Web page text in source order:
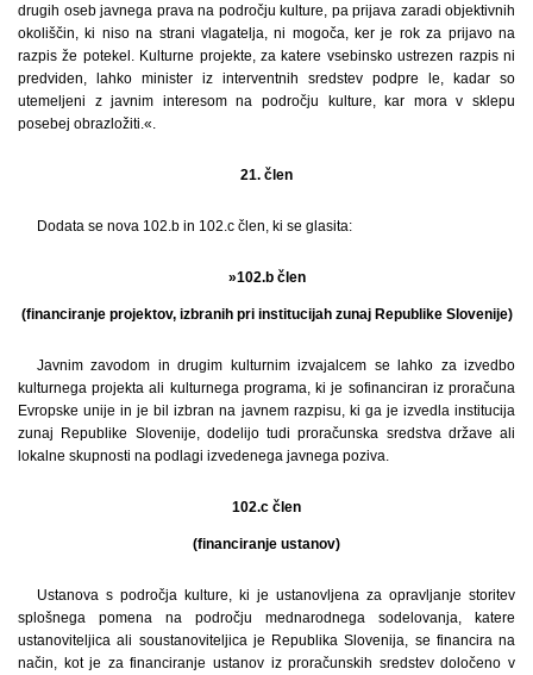
drugih oseb javnega prava na področju kulture, pa prijava zaradi objektivnih
okoliščin, ki niso na strani vlagatelja, ni mogoča, ker je rok za prijavo na
razpis že potekel. Kulturne projekte, za katere vsebinsko ustrezen razpis ni
predviden, lahko minister iz interventnih sredstev podpre le, kadar so
utemeljeni z javnim interesom na področju kulture, kar mora v sklepu
posebej obrazložiti.«.
21. člen
Dodata se nova 102.b in 102.c člen, ki se glasita:
»102.b člen
(financiranje projektov, izbranih pri institucijah zunaj Republike Slovenije)
Javnim zavodom in drugim kulturnim izvajalcem se lahko za izvedbo
kulturnega projekta ali kulturnega programa, ki je sofinanciran iz proračuna
Evropske unije in je bil izbran na javnem razpisu, ki ga je izvedla institucija
zunaj Republike Slovenije, dodelijo tudi proračunska sredstva države ali
lokalne skupnosti na podlagi izvedenega javnega poziva.
102.c člen
(financiranje ustanov)
Ustanova s področja kulture, ki je ustanovljena za opravljanje storitev
splošnega pomena na področju mednarodnega sodelovanja, katere
ustanoviteljica ali soustanoviteljica je Republika Slovenija, se financira na
način, kot je za financiranje ustanov iz proračunskih sredstev določeno v